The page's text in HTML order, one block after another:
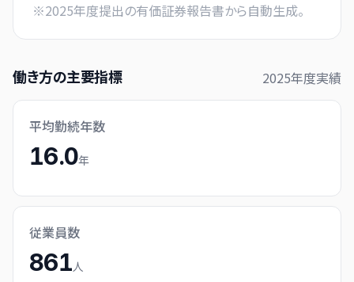
※2025年度提出の有価証券報告書から自動生成。
働き方の主要指標 2025年度実績
平均勤続年数
16.0年
従業員数
861人